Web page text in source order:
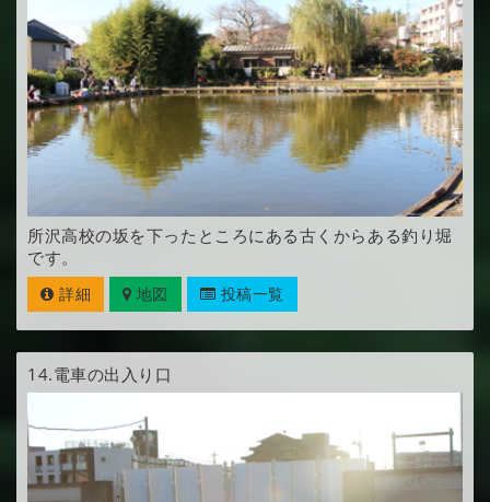
所沢高校の坂を下ったところにある古くからある釣り堀
です。
詳細 地図 投稿一覧
14.電車の出入り口